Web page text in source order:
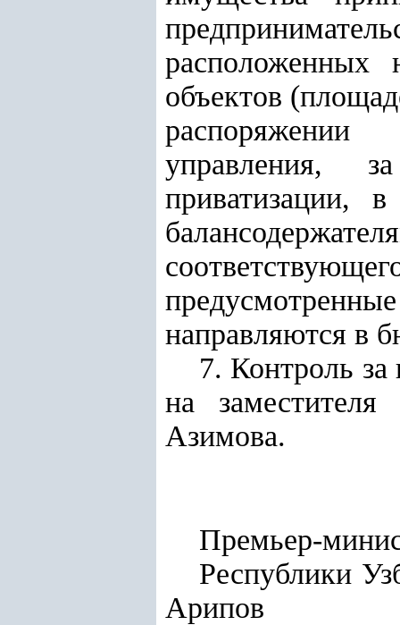
расположенных
объектов
распоряжении
управления,
приватизации,
направляются в
7. Контроль за
на
Азимова.
Премьер-
Арипов